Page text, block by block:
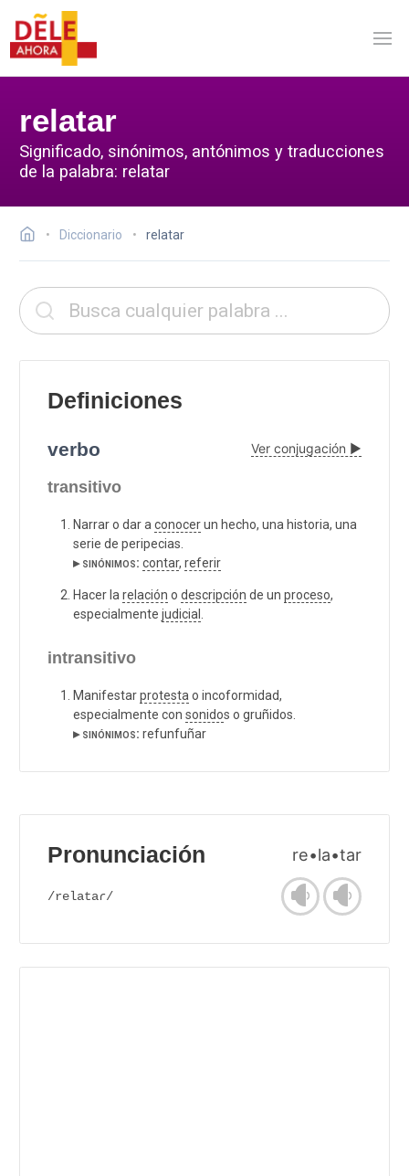
relatar
Significado, sinónimos, antónimos y traducciones
de la palabra: relatar
Diccionario relatar
Definiciones
verbo Ver conjugación ▶
transitivo
Narrar o dar a conocerun hecho, una historia, una
serie de peripecias.
▸ sinónimos: contar, referir
Hacer la relación o descripción de un proceso,
especialmente judicial
intransitivo
Manifestarprotesta o incoformidad,
especialmente con sonidos o gruñidos.
▸ sinónimos: refunfuñar
Pronunciación re•la•tar
/relataɾ/